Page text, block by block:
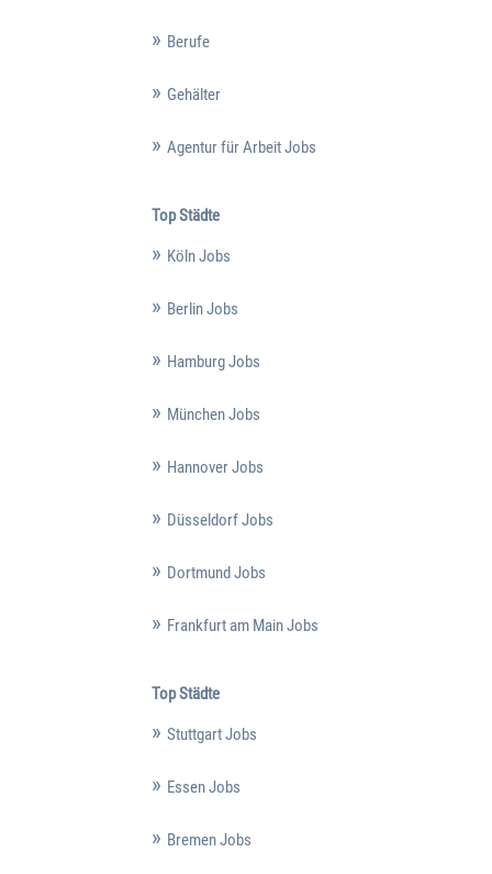
Berufe
Gehälter
Agentur für Arbeit Jobs
Top Städte
Köln Jobs
Berlin Jobs
Hamburg Jobs
München Jobs
Hannover Jobs
Düsseldorf Jobs
Dortmund Jobs
Frankfurt am Main Jobs
Top Städte
Stuttgart Jobs
Essen Jobs
Bremen Jobs